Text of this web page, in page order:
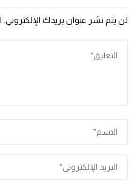
لن يتم نشر عنوان بريدك الإلكتروني.